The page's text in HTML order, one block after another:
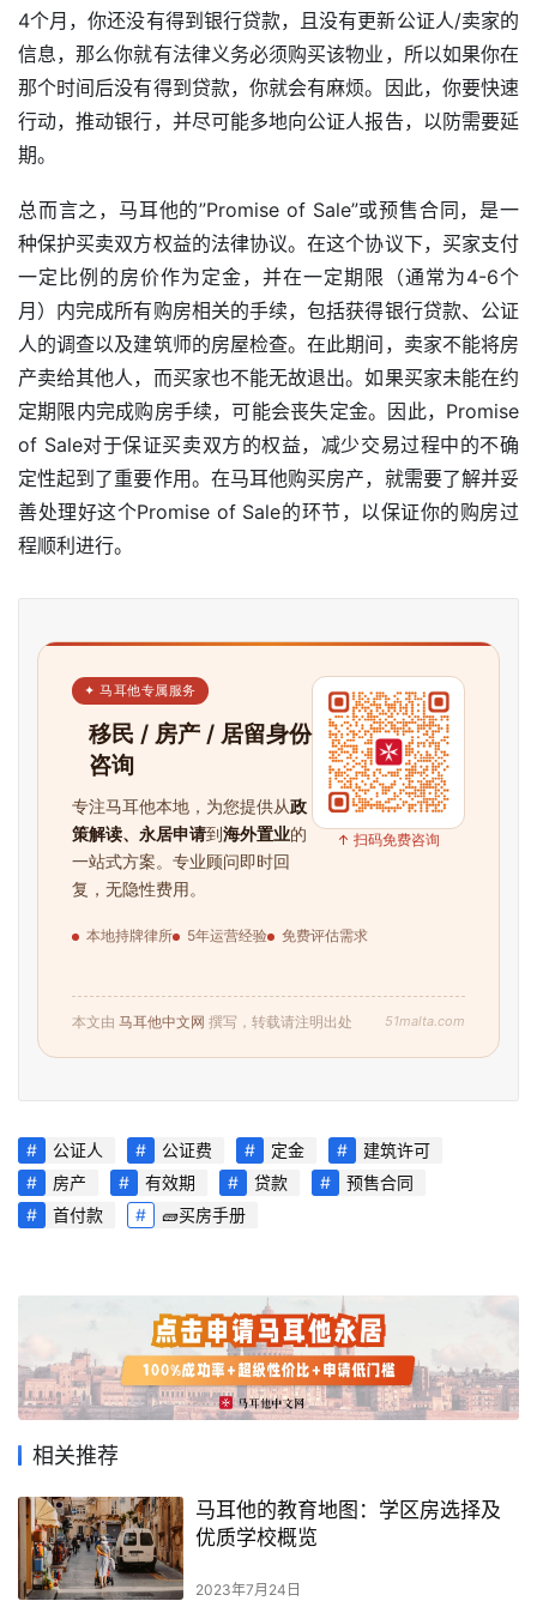
首
页
旅
游
略
生
活
指
南
马
耳
他
移
民
留
教
4个月，你还没有得到银行贷款，且没有更新公证人/卖家的
信息，那么你就有法律义务必须购买该物业，所以如果你在
那个时间后没有得到贷款，你就会有麻烦。因此，你要快速
行动，推动银行，并尽可能多地向公证人报告，以防需要延
期。
总而言之，马耳他的”Promise of Sale”或预售合同，是一
种保护买卖双方权益的法律协议。在这个协议下，买家支付
一定比例的房价作为定金，并在一定期限（通常为4-6个
月）内完成所有购房相关的手续，包括获得银行贷款、公证
人的调查以及建筑师的房屋检查。在此期间，卖家不能将房
产卖给其他人，而买家也不能无故退出。如果买家未能在约
定期限内完成购房手续，可能会丧失定金。因此，Promise
of Sale对于保证买卖双方的权益，减少交易过程中的不确
定性起到了重要作用。在马耳他购买房产，就需要了解并妥
善处理好这个Promise of Sale的环节，以保证你的购房过
程顺利进行。
✦ 马耳他专属服务
移民 / 房产 / 居留身份
咨询
专注马耳他本地，为您提供从政
策解读、永居申请到海外置业的
一站式方案。专业顾问即时回
复，无隐性费用。
本地持牌律所 5年运营经验 免费评估需求
↑ 扫码免费咨询
本文由 马耳他中文网 撰写，转载请注明出处 51malta.com
公证人 公证费 定金
建筑许可
房产
有效期 贷款
预售合同
首付款
🧱买房手册
相关推荐
马耳他的教育地图：学区房选择及
优质学校概览
2023年7月24日